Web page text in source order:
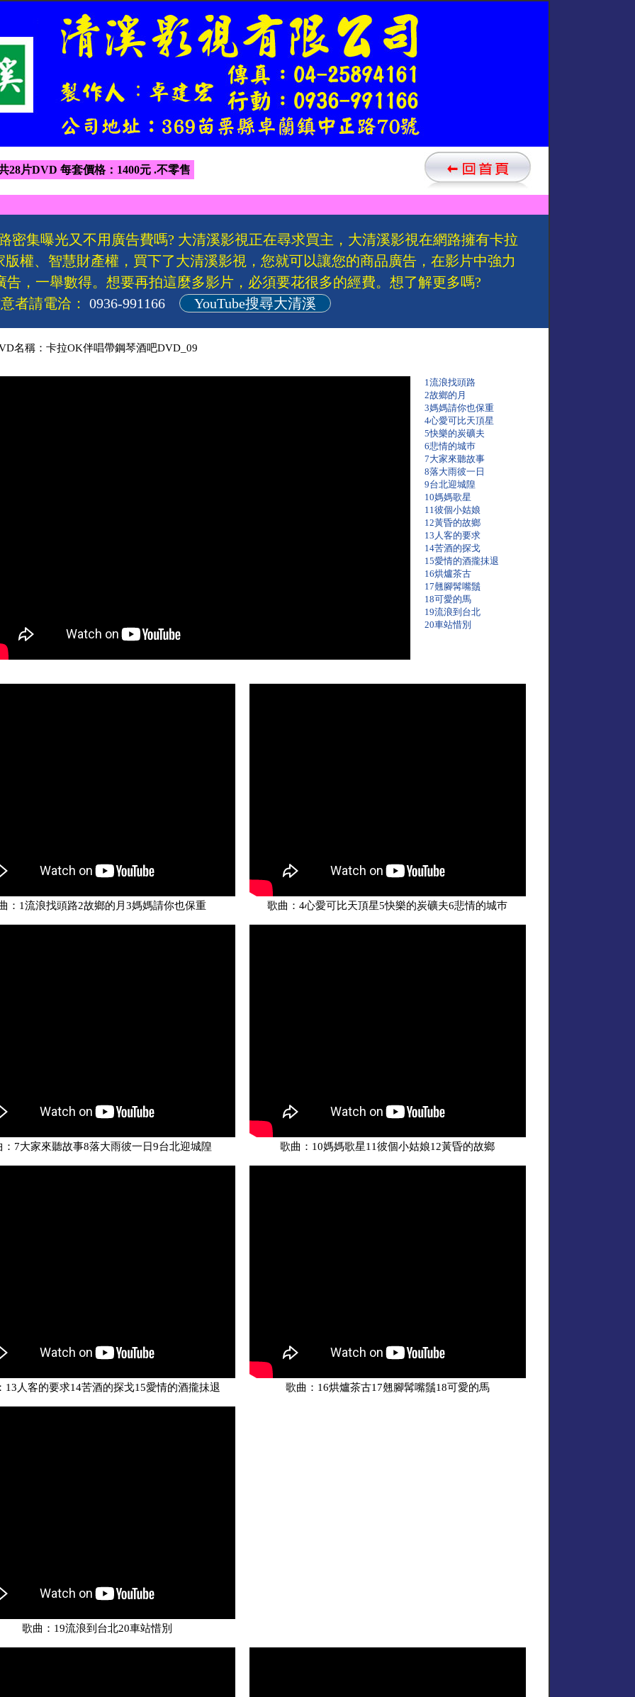
28片DVD 每套價格：1400元 .不零售
密集曝光又不用廣告費嗎? 大清溪影視正在尋求買主，大清溪影視在網路擁有卡拉
權、智慧財產權，買下了大清溪影視，您就可以讓您的商品廣告，在影片中強力
，一舉數得。想要再拍這麼多影片，必須要花很多的經費。想了解更多嗎?
者請電洽： 0936-991166 YouTube搜尋大清溪
名稱：卡拉OK伴唱帶鋼琴酒吧DVD_09
1流浪找頭路
2故鄉的月
3媽媽請你也保重
4心愛可比天頂星
5快樂的炭礦夫
6悲情的城巿
7大家來聽故事
8落大雨彼一日
9台北迎城隍
10媽媽歌星
11彼個小姑娘
12黃昏的故鄉
13人客的要求
14苦酒的探戈
15愛情的酒攏抺退
16烘爐茶古
17翹腳髯嘴鬚
18可愛的馬
19流浪到台北
20車站惜別
：1流浪找頭路2故鄉的月3媽媽請你也保重 歌曲：4心愛可比天頂星5快樂的炭礦夫6悲情的城巿
：7大家來聽故事8落大雨彼一日9台北迎城隍 歌曲：10媽媽歌星11彼個小姑娘12黃昏的故鄉
13人客的要求14苦酒的探戈15愛情的酒攏抺退 歌曲：16烘爐茶古17翹腳髯嘴鬚18可愛的馬
歌曲：19流浪到台北20車站惜別